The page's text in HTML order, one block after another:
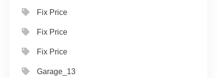
Fix Price
Fix Price
Fix Price
Garage_13